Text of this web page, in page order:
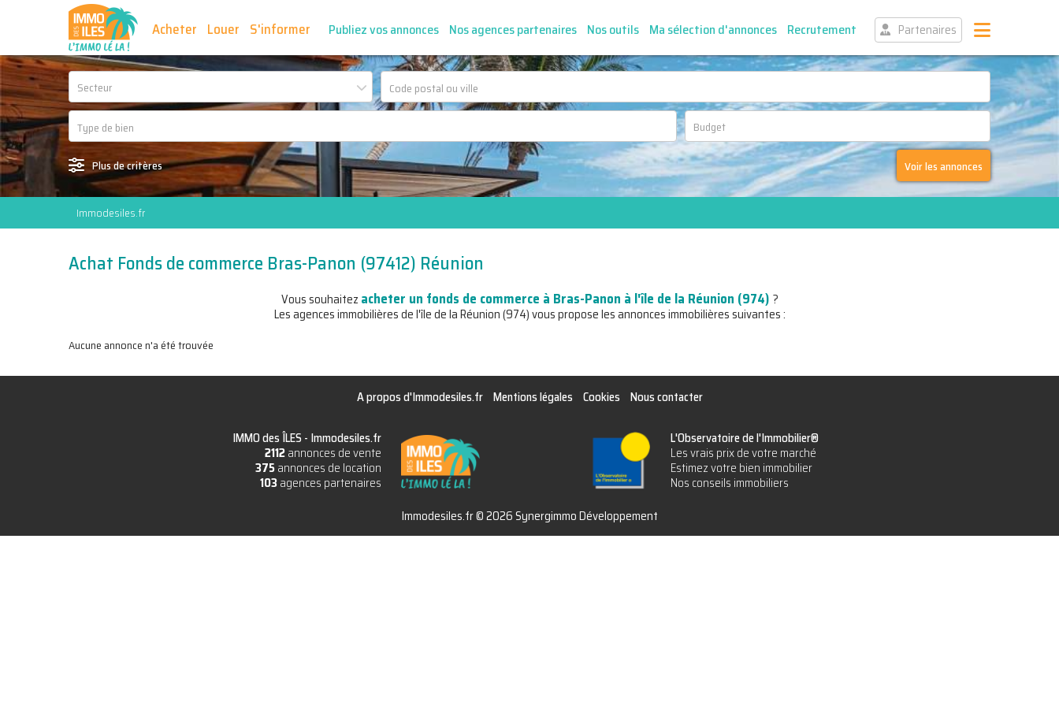
Acheter Louer S'informer Publiez vos annonces Nos agences partenaires Nos outils Ma sélection d'annonces Recrutement Partenaires
Secteur
Plus de critères Voir les annonces
Immodesiles.fr
Achat Fonds de commerce Bras-Panon (97412) Réunion
Vous souhaitez acheter un fonds de commerce à Bras-Panon à l'île de la Réunion (974) ?
Les agences immobilières de l'île de la Réunion (974) vous propose les annonces immobilières suivantes :
Aucune annonce n'a été trouvée
A propos d'Immodesiles.fr Mentions légales Cookies Nous contacter
IMMO des ÎLES - Immodesiles.fr
2112annonces de vente
375annonces de location
103agences partenaires
L'Observatoire de l'Immobilier®
Les vrais prix de votre marché
Estimez votre bien immobilier
Nos conseils immobiliers
Immodesiles.fr © 2026 Synergimmo Développement